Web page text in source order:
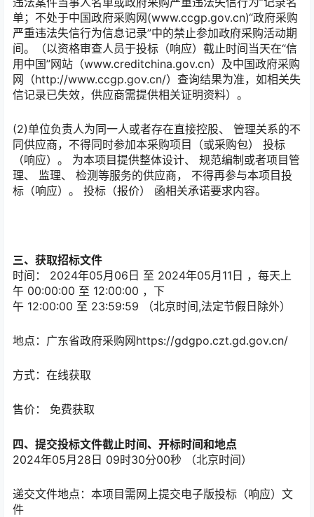
单；不处于中国政府采购网(www.ccgp.gov.cn)“政府采购
严重违法失信行为信息记录”中的禁止参加政府采购活动期
间。（以资格审查人员于投标（响应）截止时间当天在“信
用中国”网站（www.creditchina.gov.cn）及中国政府采购
网（http://www.ccgp.gov.cn/）查询结果为准，如相关失
信记录已失效，供应商需提供相关证明资料）。
(2)单位负责人为同一人或者存在直接控股、 管理关系的不
同供应商，不得同时参加本采购项目（或采购包） 投标
（响应）。 为本项目提供整体设计、 规范编制或者项目管
理、 监理、 检测等服务的供应商， 不得再参与本项目投
标（响应）。 投标（报价） 函相关承诺要求内容。
三、获取招标文件
时间：
2024年05月06日 至 2024年05月11日 ，每天上
午 00:00:00 至 12:00:00 ，下
午 12:00:00 至 23:59:59 （北京时间,法定节假日除外）
地点： 广东省政府采购网https://gdgpo.czt.gd.gov.cn/
方式： 在线获取
售价： 免费获取
四、提交投标文件截止时间、开标时间和地点
2024年05月28日 09时30分00秒
（北京时间）
递交文件地点： 本项目需网上提交电子版投标（响应）文
件